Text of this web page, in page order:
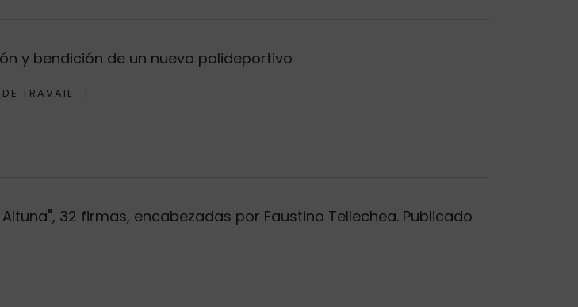
y bendición de un nuevo polideportivo
TRAVAIL
32 firmas, encabezadas por Faustino Tellechea. Publicado